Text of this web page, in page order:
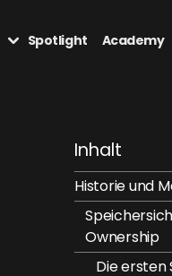
Spotlight Academy
Inhalt
Historie und
Ownership
Die ersten